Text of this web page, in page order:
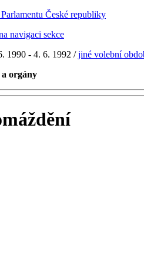
navigaci sekce
1990 - 4. 6. 1992 /jiné volební
a orgány